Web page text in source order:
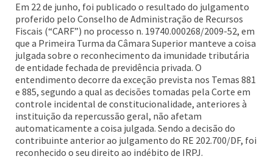
Em 22 de junho, foi publicado o resultado do julgamento
proferido pelo Conselho de Administração de Recursos
Fiscais (“CARF”) no processo n. 19740.000268/2009-52, em
que a Primeira Turma da Câmara Superior manteve a coisa
julgada sobre o reconhecimento da imunidade tributária
de entidade fechada de previdência privada. O
entendimento decorre da exceção prevista nos Temas 881
e 885, segundo a qual as decisões tomadas pela Corte em
controle incidental de constitucionalidade, anteriores à
instituição da repercussão geral, não afetam
automaticamente a coisa julgada. Sendo a decisão do
contribuinte anterior ao julgamento do RE 202.700/DF, foi
reconhecido o seu direito ao indébito de IRPJ.